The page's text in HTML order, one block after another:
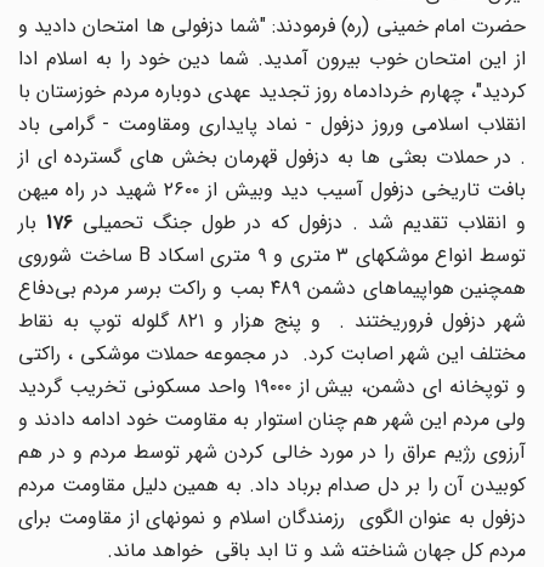
حضرت امام خمینی (ره) فرمودند: "شما دزفولی ها امتحان دادید و
از این امتحان خوب بیرون آمدید. شما دین خود را به اسلام ادا
کردید"، چهارم خردادماه روز تجدید عهدی دوباره مردم خوزستان با
انقلاب اسلامی وروز دزفول - نماد پایداری ومقاومت - گرامی باد
. در حملات بعثی ها به دزفول قهرمان بخش های گسترده ای از
بافت تاریخی دزفول آسیب دید وبیش از ۲۶۰۰ شهید در راه میهن
و انقلاب تقدیم شد . دزفول که در طول جنگ تحمیلی176بار
توسط انواع موشک‎های ۳ متری و ۹ متری اسکاد B ساخت شوروی
همچنین هواپیماهای دشمن ۴۸۹ بمب و راکت برسر مردم بی‌دفاع
شهر دزفول فروریختند . و پنج هزار و ۸۲۱ گلوله توپ به نقاط
مختلف این شهر اصابت کرد. در مجموعه حملات موشکی ، راکتی
و توپخانه ای دشمن، بیش از ۱۹۰۰۰ واحد مسکونی تخریب گردید
ولی مردم این شهر هم چنان استوار به مقاومت خود ادامه دادند و
آرزوی رژیم عراق را در مورد خالی کردن شهر توسط مردم و در هم
کوبیدن آن را بر دل صدام برباد داد. به همین دلیل مقاومت مردم
دزفول به عنوان الگوی رزمندگان اسلام و نمونه‎ای از مقاومت برای
مردم کل جهان شناخته شد و تا ابد باقی خواهد ماند.